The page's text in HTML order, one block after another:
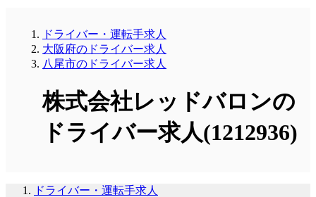
ドライバー・運転手求人
大阪府のドライバー求人
八尾市のドライバー求人
株式会社レッドバロンの
ドライバー求人(1212936)
ドライバー・運転手求人